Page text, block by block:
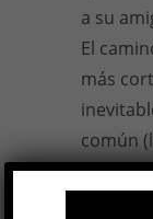
a su
El
más
común
le